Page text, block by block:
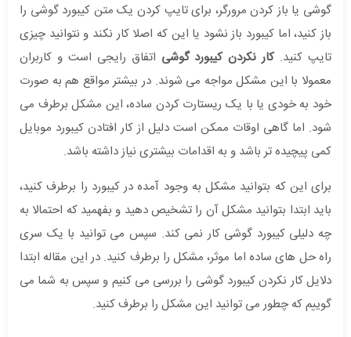
گوشی یا باز کردن مرورگر، برای تایپ کردن یک متن کیبورد گوشی را
باز کنید، اما کیبورد باز نشود یا این که اصلا کار نکند و نتوانید چیزی
تایپ کنید.کار نکردن کیبورد گوشی اتفاق رایجی است و کاربران
معمولا با این مشکل مواجه می شوند. در بیشتر مواقع هم به صورت
خود به خودی یا با یک ریستارت کردن ساده، این مشکل برطرف می
شود. اما گاهی اوقات ممکن است دلیل از کار افتادن کیبورد موبایل
کمی پیچیده تر باشد و به اقدامات بیشتری نیاز داشته باشد.
برای این که بتوانید مشکل به وجود آمده در کیبورد را برطرف کنید،
باید ابتدا بتوانید مشکل آن را تشخیص دهید و بفهمید که احتمالا به
چه دلیلی کیبورد گوشی کار نمی کند. سپس می توانید با یک سری
راه حل های ساده اما موثر، مشکل را برطرف کنید. در این مقاله ابتدا
دلایل کار نکردن کیبورد گوشی را بررسی می کنیم و سپس به شما می
گوییم که چطور می توانید این مشکل را برطرف کنید.